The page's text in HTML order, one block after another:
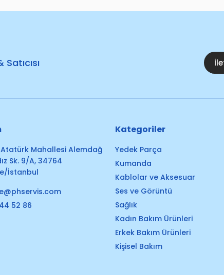
Mahallesi Alemdağ
Sk. 9/A, 34764
İstanbul
52 86
Kategoriler
Yedek Parça
Kumanda
Kablolar ve Aksesuar
Ses ve Görüntü
Sağlık
Kadın Bakım Ürünleri
Erkek Bakım Ürünleri
Kişisel Bakım